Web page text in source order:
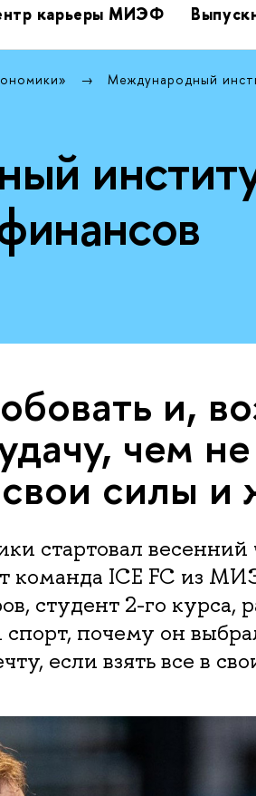
карьеры МИЭФ
Международный
и,
чем не
силы и
стартовал
команда ICE FC из
студент 2-го курса,
спорт, почему он
если взять все в